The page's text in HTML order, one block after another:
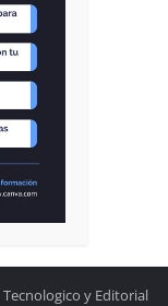
y Editorial